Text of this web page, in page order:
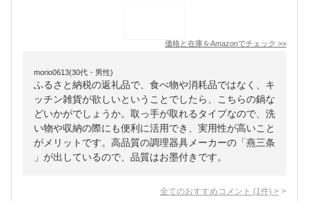
価格と在庫をAmazonでチェック >>
morio0613(30代・男性)
ふるさと納税の返礼品で、食べ物や消耗品ではなく、キ
ッチン雑貨が欲しいということでしたら、こちらの鍋な
どいかがでしょうか。取っ手が取れるタイプなので、洗
い物や収納の際にも便利に活用でき、実用性が高いこと
がメリットです。高品質の調理器具メーカーの「燕三条
」が出しているので、品質はお墨付きです。
全てのおすすめコメント (1 件) >